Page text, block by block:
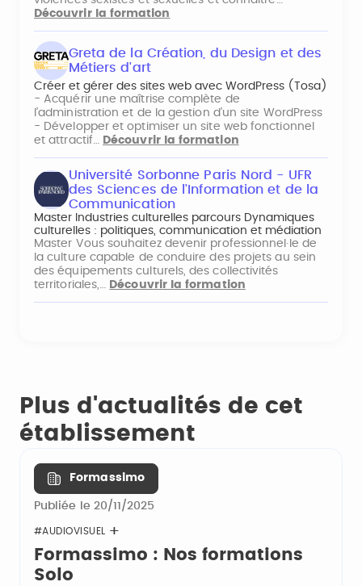
Découvrir la formation
Greta de la Création, du Design et des
Métiers d'art
Créer et gérer des sites web avec WordPress (Tosa)
- Acquérir une maîtrise complète de
l’administration et de la gestion d’un site WordPress
- Développer et optimiser un site web fonctionnel
et attractif… Découvrir la formation
Université Sorbonne Paris Nord - UFR
des Sciences de l'Information et de la
Communication
Master Industries culturelles parcours Dynamiques
culturelles : politiques, communication et médiation
Master Vous souhaitez devenir professionnel·le de
la culture capable de conduire des projets au sein
des équipements culturels, des collectivités
territoriales,… Découvrir la formation
Plus d'actualités de cet
établissement
Formassimo
Publiée le 20/11/2025
#AUDIOVISUEL
Formassimo : Nos formations
Solo